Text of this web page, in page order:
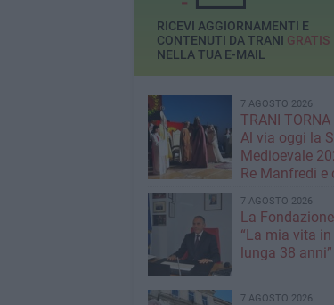
RICEVI AGGIORNAMENTI E
CONTENUTI DA TRANI GRATIS
NELLA TUA E-MAIL
7 AGOSTO 2026
TRANI
Al via oggi la
Medioevale
Re Manfredi e
7 AGOSTO 2026
La
“La mia vita
lunga 38 anni”
7 AGOSTO 2026